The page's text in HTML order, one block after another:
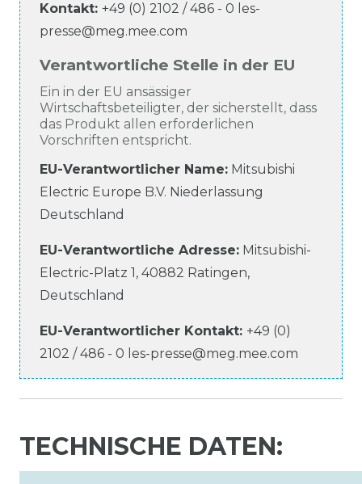
Kontakt: +49 (0) 2102 / 486 - 0 les-
presse@meg.mee.com
Verantwortliche Stelle in der EU
Ein in der EU ansässiger
Wirtschaftsbeteiligter, der sicherstellt, dass
das Produkt allen erforderlichen
Vorschriften entspricht.
EU-Verantwortlicher Name: Mitsubishi
Electric Europe B.V. Niederlassung
Deutschland
EU-Verantwortliche Adresse: Mitsubishi-
Electric-Platz 1 , 40882 Ratingen,
Deutschland
EU-Verantwortlicher Kontakt: +49 (0)
2102 / 486 - 0 les-presse@meg.mee.com
TECHNISCHE DATEN: